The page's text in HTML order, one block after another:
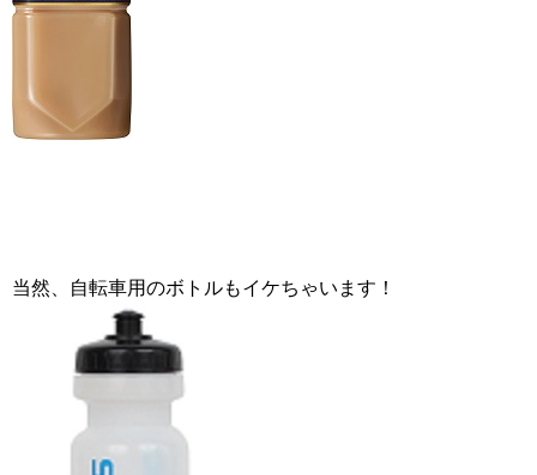
当然、自転車用のボトルもイケちゃいます！